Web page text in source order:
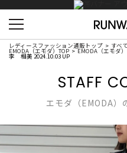
レディースファッション通販トップ すべ
EMODA（エモダ）TOP EMODA（エモダ
李 相美 2024.10.03 UP
STAFF
エモダ（EMODA）